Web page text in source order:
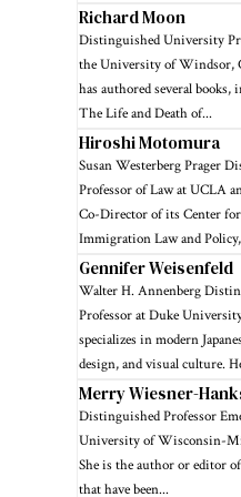
Richard Moon
Distinguished University
the University of Windsor,
has authored several books,
The Life and Death of...
Hiroshi Motomura
Susan Westerberg Prager
Professor of Law at UCLA
Co-Director of its Center for
Immigration Law and
Gennifer Weisenfeld
Walter H. Annenberg
Professor at Duke
specializes in modern
design, and visual culture.
Merry Wiesner-
Distinguished Professor
University of Wisconsin-
She is the author or editor
that have been...